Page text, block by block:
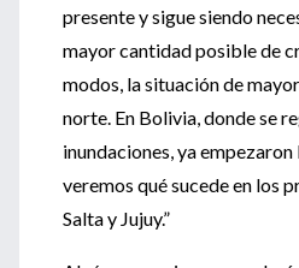
presente y sigue siendo
mayor cantidad posible de
modos, la situación de
norte. En Bolivia, donde se
inundaciones, ya empezaron
veremos qué sucede en los
Salta y Jujuy.”